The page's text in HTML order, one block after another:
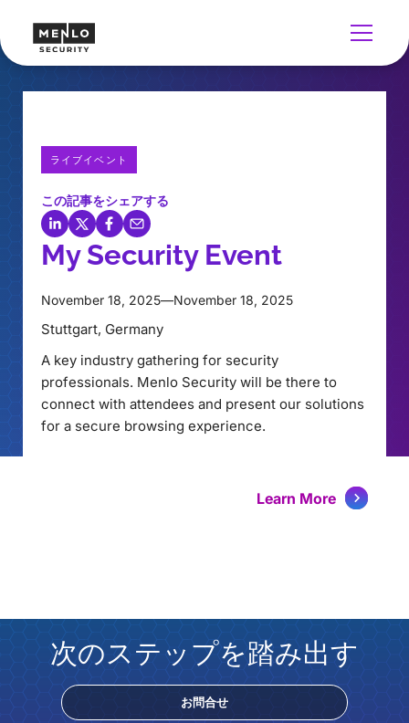
ライブイベント
この記事をシェアする
My Security Event
November 18, 2025—November 18, 2025
Stuttgart, Germany
A key industry gathering for security
professionals. Menlo Security will be there to
connect with attendees and present our solutions
for a secure browsing experience.
Learn More
次のステップを踏み出す
お問合せ